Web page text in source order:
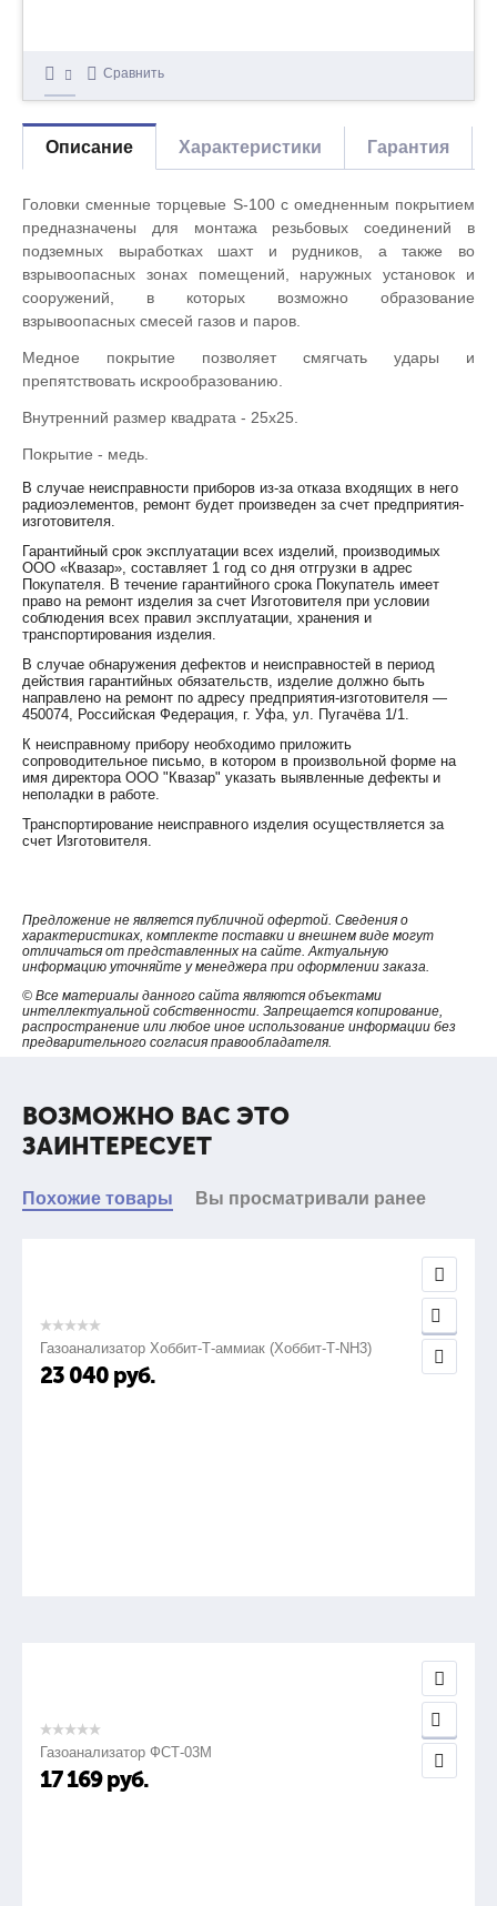
Сравнить
Описание Характеристики Гарантия
Головки сменные торцевые S-100 с омедненным покрытием
предназначены для монтажа резьбовых соединений в
подземных выработках шахт и рудников, а также во
взрывоопасных зонах помещений, наружных установок и
сооружений, в которых возможно образование
взрывоопасных смесей газов и паров.
Медное покрытие позволяет смягчать удары и
препятствовать искрообразованию.
Внутренний размер квадрата - 25х25.
Покрытие - медь.
В случае неисправности приборов из-за отказа входящих в него
радиоэлементов, ремонт будет произведен за счет предприятия-
изготовителя.
Гарантийный срок эксплуатации всех изделий, производимых
ООО «Квазар», составляет 1 год со дня отгрузки в адрес
Покупателя. В течение гарантийного срока Покупатель имеет
право на ремонт изделия за счет Изготовителя при условии
соблюдения всех правил эксплуатации, хранения и
транспортирования изделия.
В случае обнаружения дефектов и неисправностей в период
действия гарантийных обязательств, изделие должно быть
направлено на ремонт по адресу предприятия-изготовителя —
450074, Российская Федерация, г. Уфа, ул. Пугачёва 1/1.
К неисправному прибору необходимо приложить
сопроводительное письмо, в котором в произвольной форме на
имя директора ООО "Квазар" указать выявленные дефекты и
неполадки в работе.
Транспортирование неисправного изделия осуществляется за
счет Изготовителя.
Предложение не является публичной офертой. Сведения о
характеристиках, комплекте поставки и внешнем виде могут
отличаться от представленных на сайте. Актуальную
информацию уточняйте у менеджера при оформлении заказа.
© Все материалы данного сайта являются объектами
интеллектуальной собственности. Запрещается копирование,
распространение или любое иное использование информации без
предварительного согласия правообладателя.
ВОЗМОЖНО ВАС ЭТО
ЗАИНТЕРЕСУЕТ
Похожие товары Вы просматривали ранее
Газоанализатор Хоббит-Т-аммиак (Хоббит-Т-NH3)
23 040 руб.
Газоанализатор ФСТ-03М
17 169 руб.